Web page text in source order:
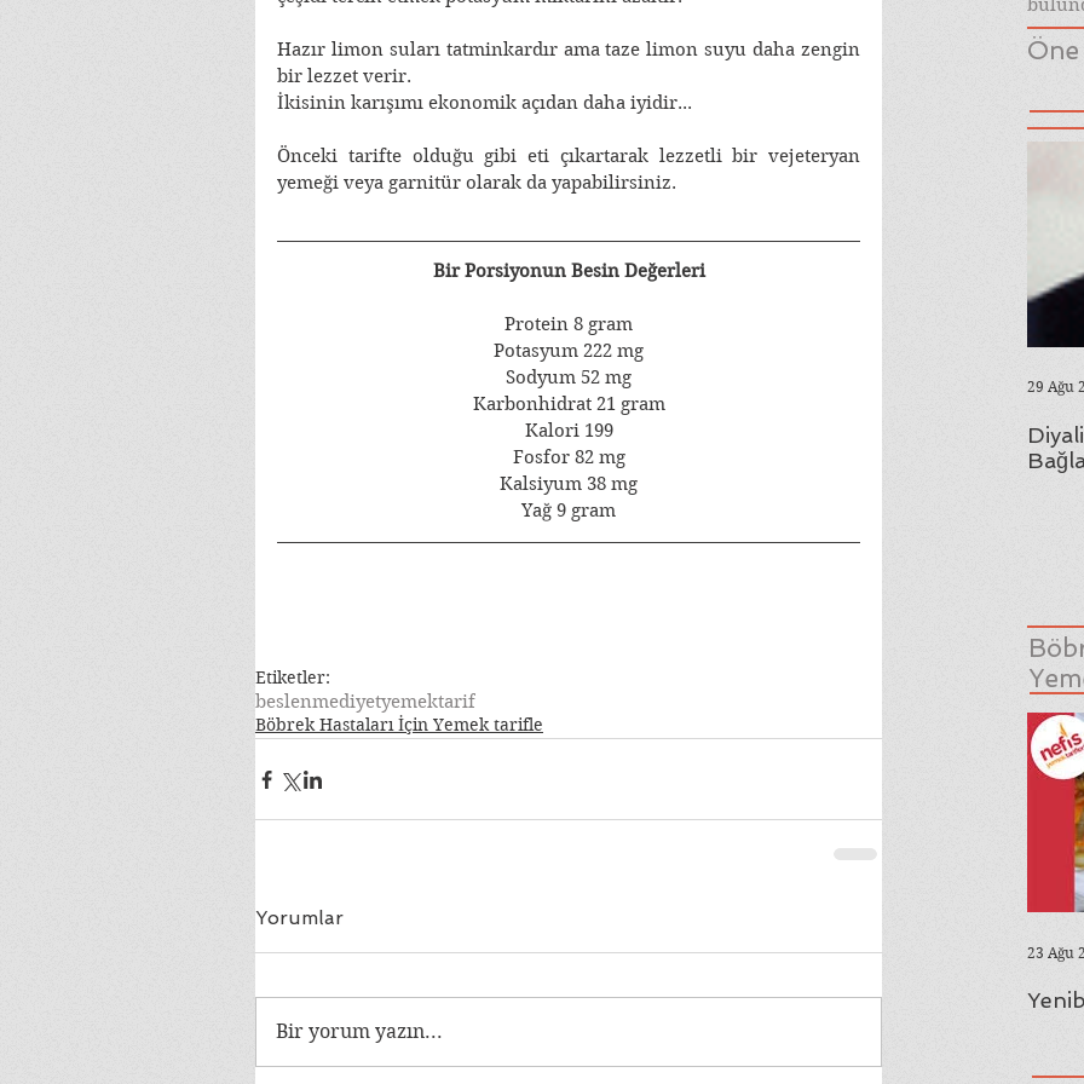
23 Ağu
Hazır limon suları tatminkardır ama taze limon suyu daha zengin
bir lezzet verir.
İkisinin karışımı ekonomik açıdan daha iyidir...
Önceki tarifte olduğu gibi eti çıkartarak lezzetli bir vejeteryan
yemeği veya garnitür olarak da yapabilirsiniz.
Bir Porsiyonun Besin Değerleri
Protein 8 gram
Potasyum 222 mg
Sodyum 52 mg
Karbonhidrat 21 gram
Kalori 199
Fosfor 82 mg
Kalsiyum 38 mg
Yağ 9 gram
Etiketler:
beslenmediyetyemektarif
Böbrek Hastaları İçin Yemek tarifle
Yorumlar
Bir yorum yazın...
29 Ağu